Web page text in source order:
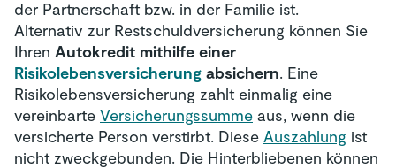
der Partnerschaft bzw. in der Familie ist.
Alternativ zur Restschuldversicherung können Sie
Ihren Autokredit mithilfe einer
Risikolebensversicherung absichern. Eine
Risikolebensversicherung zahlt einmalig eine
vereinbarte Versicherungssumme aus, wenn die
versicherte Person verstirbt. Diese Auszahlung ist
nicht zweckgebunden. Die Hinterbliebenen können